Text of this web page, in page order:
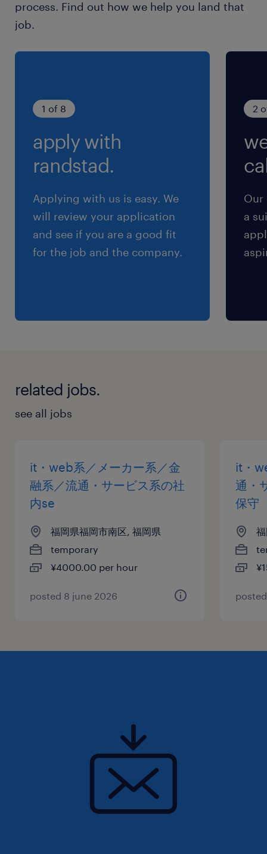
9:00-17:45（実働7時間45分・休憩60分）
残業
交通費
※【 上限4万まで 】支給いたします！(※バス代
支給あり、弊社規定に基づく)
process. Find out how we help you land that
job.
1 of 8
apply with
randstad.
Applying with us is easy. We
will review your application
and see if you are a good fit
for the job and the company.
2
Our
a
related jobs.
see all jobs
it・web系／メーカー系／金
融系／流通・サービス系の社
内se
福岡県福岡市南区, 福岡県
temporary
¥4000.00 per hour
posted 8 june 2026
it・
通・
保守